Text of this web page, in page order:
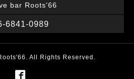
bar Roots'66
6841-0989
. All Rights Reserved.